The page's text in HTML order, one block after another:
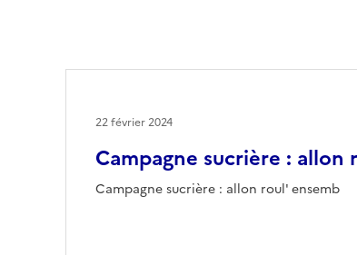
Campagne sucrière : allon
Campagne sucrière : allon roul' ensemb
22 février 2024